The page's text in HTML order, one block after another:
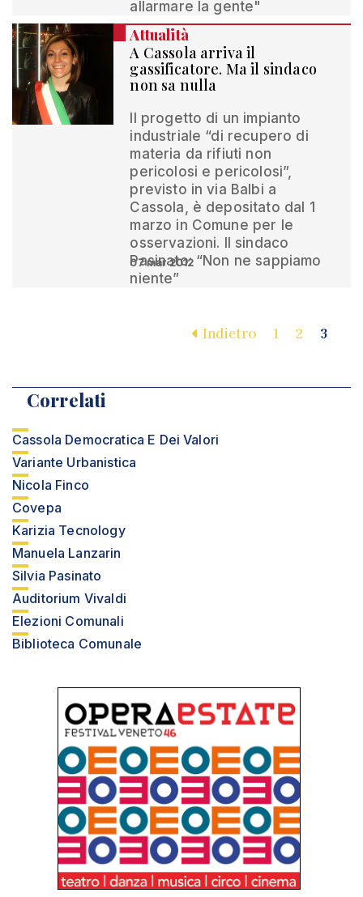
allarmare la gente"
Attualità
A Cassola arriva il
gassificatore. Ma il sindaco
non sa nulla
Il progetto di un impianto
industriale “di recupero di
materia da rifiuti non
pericolosi e pericolosi”,
previsto in via Balbi a
Cassola, è depositato dal 1
marzo in Comune per le
osservazioni. Il sindaco
Pasinato: “Non ne sappiamo
niente”
07 mar 2012
Indietro 1 2 3
Correlati
Cassola Democratica E Dei Valori
Variante Urbanistica
Nicola Finco
Covepa
Karizia Tecnology
Manuela Lanzarin
Silvia Pasinato
Auditorium Vivaldi
Elezioni Comunali
Biblioteca Comunale